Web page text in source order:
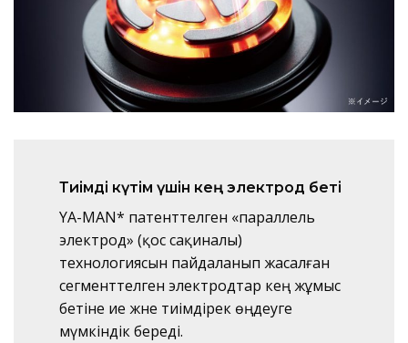
Тиімді күтім үшін кең электрод беті
YA-MAN* патенттелген «параллель
электрод» (қос сақиналы)
технологиясын пайдаланып жасалған
сегменттелген электродтар кең жұмыс
бетіне ие және тиімдірек өңдеуге
мүмкіндік береді.